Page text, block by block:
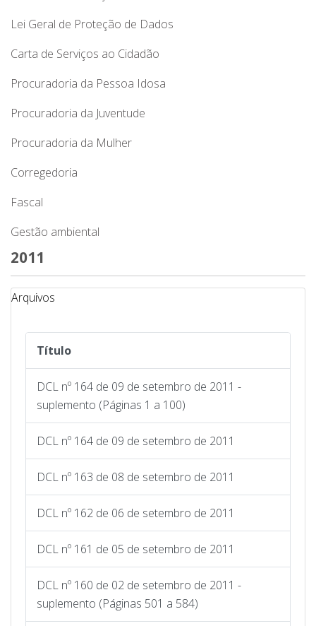
Lei Geral de Proteção de Dados
Carta de Serviços ao Cidadão
Procuradoria da Pessoa Idosa
Procuradoria da Juventude
Procuradoria da Mulher
Corregedoria
Fascal
Gestão ambiental
2011
Arquivos
Título
DCL nº 164 de 09 de setembro de 2011 -
suplemento (Páginas 1 a 100)
DCL nº 164 de 09 de setembro de 2011
DCL nº 163 de 08 de setembro de 2011
DCL nº 162 de 06 de setembro de 2011
DCL nº 161 de 05 de setembro de 2011
DCL nº 160 de 02 de setembro de 2011 -
suplemento (Páginas 501 a 584)